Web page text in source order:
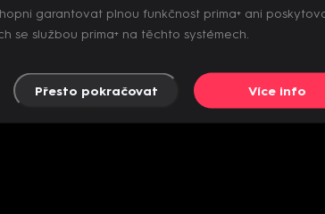
garantovat plnou funkčnost prima+ ani
se službou prima+ na těchto systémech.
Přesto pokračovat Více info